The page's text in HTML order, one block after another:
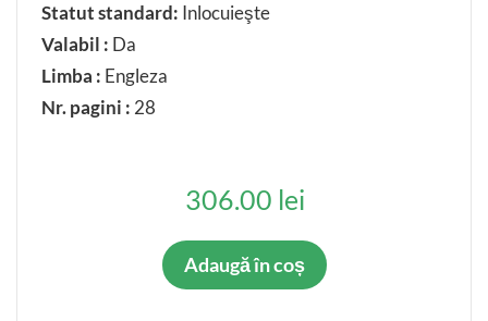
Statut standard: Inlocuieşte
Valabil : Da
Limba : Engleza
Nr. pagini : 28
306.00 lei
Adaugă în coș